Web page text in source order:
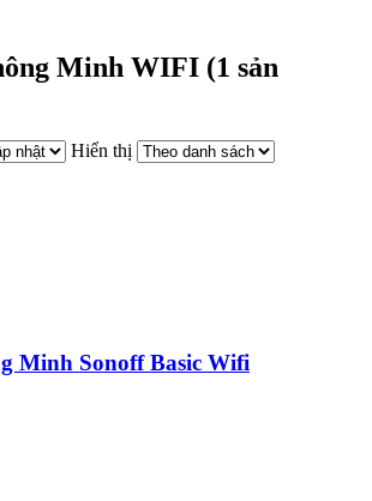
Minh WIFI (1 sản
Hiển thị
Minh Sonoff Basic Wifi